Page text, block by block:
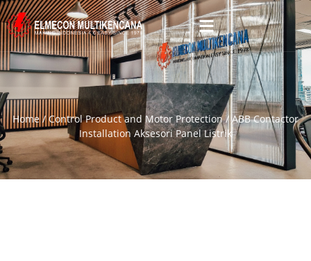
Home/Control Product and Motor Protection/ ABB Contactor
Installation Aksesori Panel Listrik